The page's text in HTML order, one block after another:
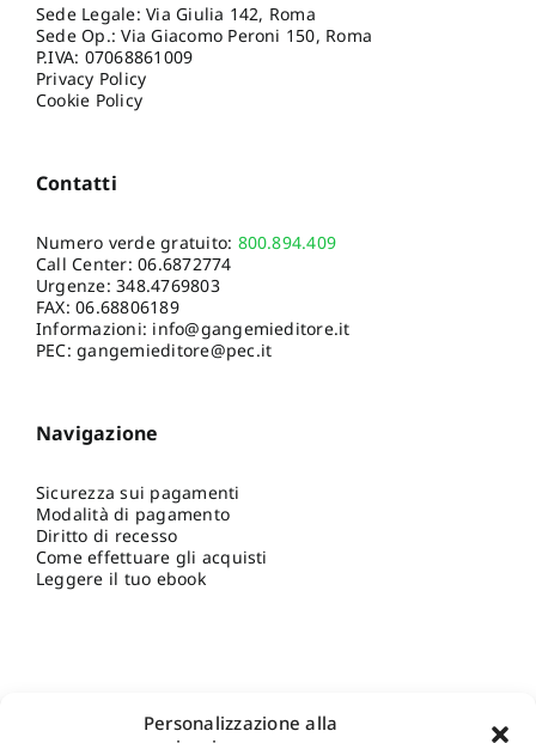
Personalizzazione alla
Sede Legale: Via Giulia 142, Roma
Sede Op.: Via Giacomo Peroni 150, Roma
P.IVA: 07068861009
Privacy Policy
Cookie Policy
Contatti
Numero verde gratuito: 800.894.409
Call Center:06.6872774
Urgenze:348.4769803
FAX: 06.68806189
Informazioni: info@gangemieditore.it
PEC: gangemieditore@pec.it
Navigazione
Sicurezza sui pagamenti
Modalità di pagamento
Diritto di recesso
Come effettuare gli acquisti
Leggere il tuo ebook